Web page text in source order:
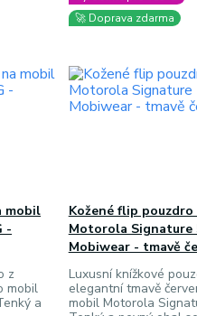
mobil
-
z
mobil
a
🚀 Doprava zdarma
Kožené flip
Motorola Signature
Mobiwear - tmavě
Luxusní knížkové
elegantní tmavě
mobil Motorola